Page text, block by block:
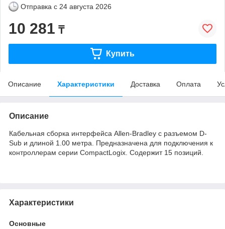
Отправка с 24 августа 2026
10 281 ₸
Купить
Описание Характеристики Доставка Оплата
Описание
Кабельная сборка интерфейса Allen-Bradley с разъемом D-
Sub и длиной 1.00 метра. Предназначена для подключения к
контроллерам серии CompactLogix. Содержит 15 позиций.
Характеристики
Основные